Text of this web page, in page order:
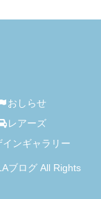
おしらせ
レアーズ
インギャラリー
ブログ All Rights